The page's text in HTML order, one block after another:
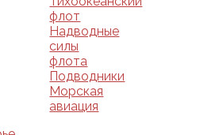
флот
Надводные
силы
флота
Подводники
Морская
авиация